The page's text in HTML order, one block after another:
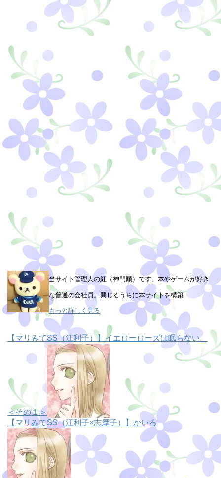
当サイト管理人の紅（神門順）です。本やゲームが好き
な普通の会社員。興じるうちに本サイトを構築
もっと詳しく見る
【マリみてSS（江利子）】イエローローズは眠らない
＜その１＞
【マリみてSS（江利子×志摩子）】かいろ